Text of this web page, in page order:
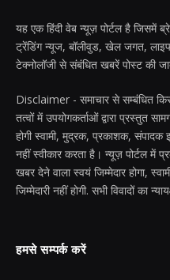
यह एक हिंदी वेब न्यूज़ पोर्टल है जिसमें
ट्रेंडिंग न्यूज, बॉलीवुड, खेल जगत,
टेक्नोलॉजी से संबंधित खबरें पोस्ट की
Disclaimer - समाचार से सम्बंधित
तत्वों में उपयोगकर्ताओं द्वारा प्रस्तुत
होगी स्वामी, मुद्रक, प्रकाशक, संपादक
नहीं स्वीकार करता है। न्यूज़ पोर्टल में
खबर देने वाला स्वयं जिम्मेदार होगा,
जिम्मेदारी नहीं होगी. सभी विवादों का
हमसे सम्पर्क करें